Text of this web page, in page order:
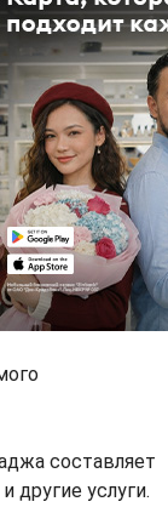
составляет
другие услуги.